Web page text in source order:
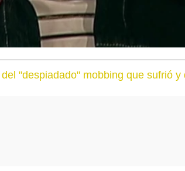
"despiadado" mobbing que sufrió